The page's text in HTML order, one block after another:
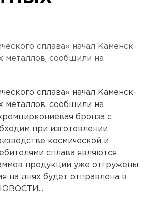
сплава» начал Каменск-
металлов, сообщили на
сплава» начал Каменск-
металлов, сообщили на
бронза с
при изготовлении
космической и
сплава являются
продукции уже отгружены
на днях будет отправлена в